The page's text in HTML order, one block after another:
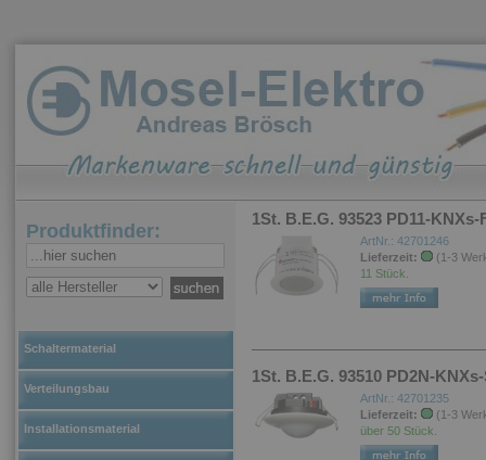
Produktfinder:
Schaltermaterial
Verteilungsbau
Installationsmaterial
1St. B.E.G. 93523 PD11-
ArtNr.: 42701246
Lieferzeit:
(1-3
11 Stück.
1St. B.E.G. 93510 PD2N-
ArtNr.: 42701235
Lieferzeit:
(1-3
über 50 Stück.